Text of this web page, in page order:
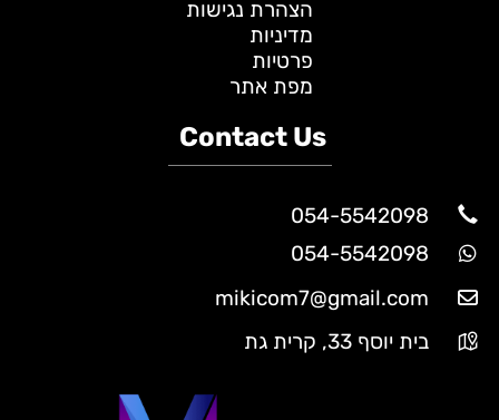
הצהרת נגישות
מדיניות
פרטיות
מפת אתר
Contact Us
054-5542098
054-5542098
mikicom7@gmail.com
בית יוסף 33, קרית גת